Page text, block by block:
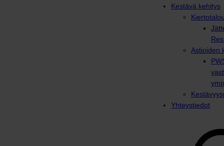
Kestävä kehitys
Astioiden
Yhteystiedot